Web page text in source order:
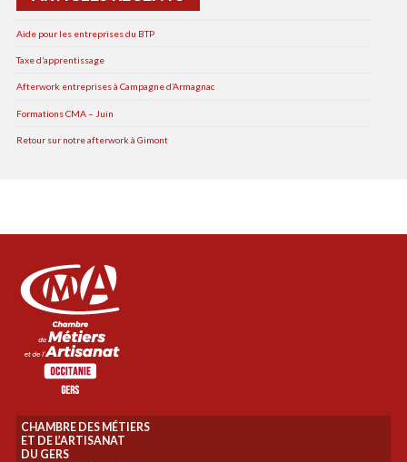
Aide pour les entreprises du BTP
Taxe d’apprentissage
Afterwork entreprises à Campagne d’Armagnac
Formations CMA – Juin
Retour sur notre afterwork à Gimont
CHAMBRE DES MÉTIERS
ET DE L’ARTISANAT
DU GERS